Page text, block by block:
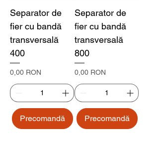
Separator de
fier cu bandă
transversală
400
Preț
0,00 RON
Precomandă
Separator de
fier cu bandă
transversală
800
Preț
0,00 RON
Precomandă